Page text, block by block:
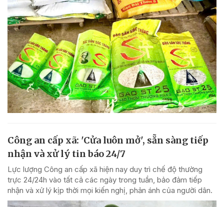
Công an cấp xã: 'Cửa luôn mở', sẵn sàng tiếp
nhận và xử lý tin báo 24/7
Lực lượng Công an cấp xã hiện nay duy trì chế độ thường
trực 24/24h vào tất cả các ngày trong tuần, bảo đảm tiếp
nhận và xử lý kịp thời mọi kiến nghị, phản ánh của người dân.